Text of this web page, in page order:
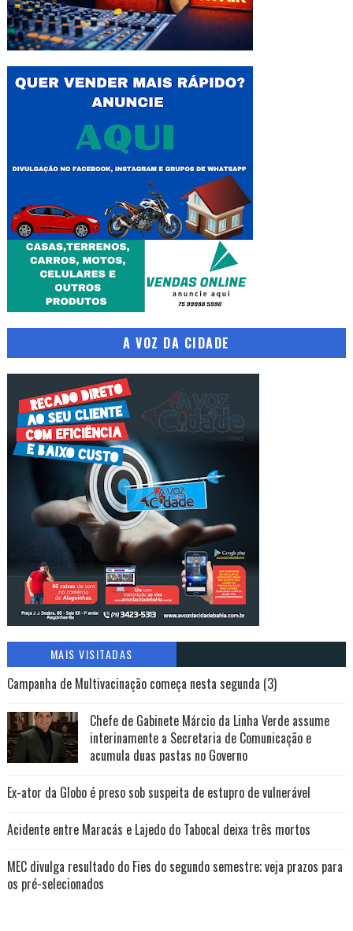
A VOZ DA CIDADE
MAIS VISITADAS
Campanha de Multivacinação começa nesta segunda (3)
Chefe de Gabinete Márcio da Linha Verde assume
interinamente a Secretaria de Comunicação e
acumula duas pastas no Governo
Ex-ator da Globo é preso sob suspeita de estupro de vulnerável
Acidente entre Maracás e Lajedo do Tabocal deixa três mortos
MEC divulga resultado do Fies do segundo semestre; veja prazos para
os pré-selecionados